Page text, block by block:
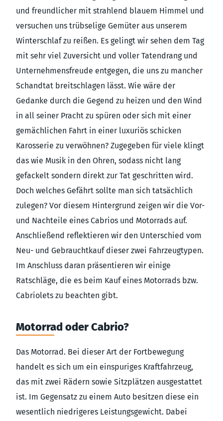
und freundlicher mit strahlend blauem Himmel und
versuchen uns trübselige Gemüter aus unserem
Winterschlaf zu reißen. Es gelingt wir sehen dem Tag
mit sehr viel Zuversicht und voller Tatendrang und
Unternehmensfreude entgegen, die uns zu mancher
Schandtat breitschlagen lässt. Wie wäre der
Gedanke durch die Gegend zu heizen und den Wind
in all seiner Pracht zu spüren oder sich mit einer
gemächlichen Fahrt in einer luxuriös schicken
Karosserie zu verwöhnen? Zugegeben für viele klingt
das wie Musik in den Ohren, sodass nicht lang
gefackelt sondern direkt zur Tat geschritten wird.
Doch welches Gefährt sollte man sich tatsächlich
zulegen? Vor diesem Hintergrund zeigen wir die Vor-
und Nachteile eines Cabrios und Motorrads auf.
Anschließend reflektieren wir den Unterschied vom
Neu- und Gebrauchtkauf dieser zwei Fahrzeugtypen.
Im Anschluss daran präsentieren wir einige
Ratschläge, die es beim Kauf eines Motorrads bzw.
Cabriolets zu beachten gibt.
Motorrad oder Cabrio?
Das Motorrad. Bei dieser Art der Fortbewegung
handelt es sich um ein einspuriges Kraftfahrzeug,
das mit zwei Rädern sowie Sitzplätzen ausgestattet
ist. Im Gegensatz zu einem Auto besitzen diese ein
wesentlich niedrigeres Leistungsgewicht. Dabei